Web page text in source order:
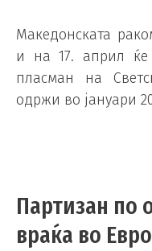
Македонската
и на 17. април
пласман на
одржи во јануари
Партизан по
враќа во